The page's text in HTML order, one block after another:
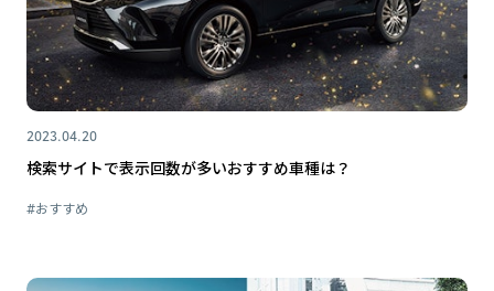
2023.04.20
検索サイトで表示回数が多いおすすめ車種は？
#おすすめ